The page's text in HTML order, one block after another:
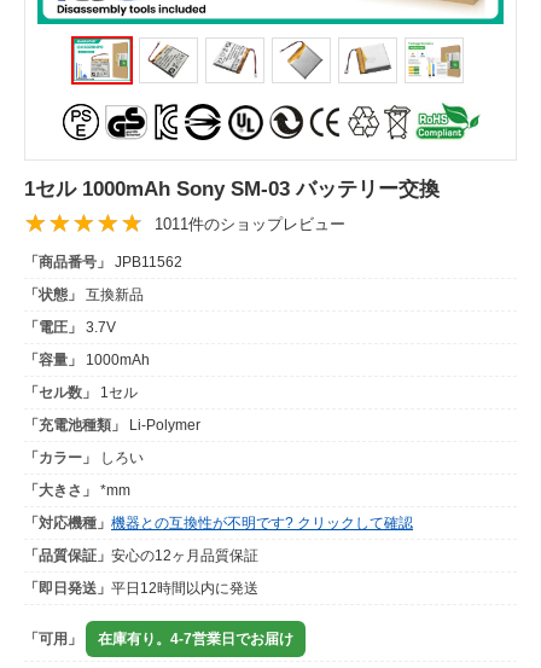
1セル 1000mAh Sony SM-03 バッテリー交換
1011件のショップレビュー
「商品番号」
JPB11562
「状態」
互換新品
「電圧」
3.7V
「容量」
1000mAh
「セル数」
1セル
「充電池種類」
Li-Polymer
「カラー」
しろい
「大きさ」
*mm
「対応機種」 機器との互換性が不明です? クリックして確認
「品質保証」 安心の12ヶ月品質保証
「即日発送」 平日12時間以内に発送
「可用」 在庫有り。4-7営業日でお届け